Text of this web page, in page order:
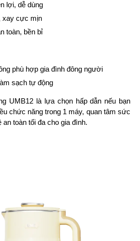
lợi, dễ dùng
xay cực mịn
toàn, bền bỉ
phù hợp gia đình đông người
sạch tự động
UMB12 là lựa chọn hấp dẫn nếu bạn
chức năng trong 1 máy, quan tâm sức
an toàn tối đa cho gia đình.